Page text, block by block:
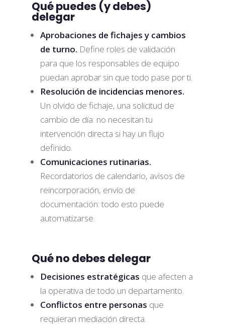
Qué puedes (y debes)
delegar
Aprobaciones de fichajes y cambios
de turno. Define roles de validación
para que los responsables de equipo
puedan aprobar sin que todo pase por ti.
Resolución de incidencias menores.
Un olvido de fichaje, una solicitud de
cambio de día: no necesitan tu
intervención directa si hay un flujo
definido.
Comunicaciones rutinarias.
Recordatorios de calendario, avisos de
reincorporación, envío de
documentación: todo esto puede
automatizarse.
Qué no debes delegar
Decisiones estratégicas que afecten a
la operativa de todo un departamento.
Conflictos entre personas que
requieran mediación directa.